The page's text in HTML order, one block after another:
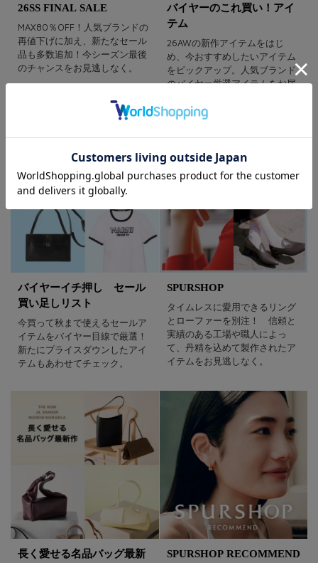
26SS FINAL SALE
MAX80％OFF！人気ブランドの
再値下げに加え、新たなセール
品も多数追加！今シーズン最後
のチャンスをお見逃しなく。
バイヤーのこれ買い！アイ
テム
26AWの新作アイテムをはじ
め、今おすすめしたいアイテム
をピックアップ。人気ブランド
のバイヤー厳選アイテムをお届
バイヤーイチ押し セール
買い足しリスト
今買って秋まで使えるセールア
イテムをバイヤー目線で厳選！
新たにプライスダウンしたアイ
テムもあわせてチェック。
SPURSHOP
タイムレスに愛用できるリング
とローファーを別注！ 信頼と
実績のある工場や職人によっ
て、丹精を込めて製作されたア
イテムをお見逃しなく。
長く愛せる名品バッグ最新
SPURSHOP RECOMMEND